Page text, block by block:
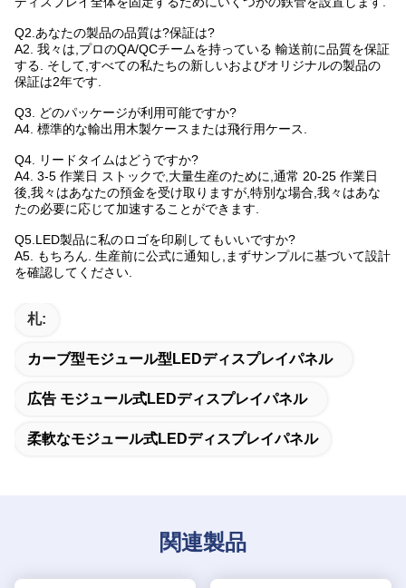
Q2.あなたの製品の品質は?保証は?
A2. 我々は,プロのQA/QCチームを持っている 輸送前に品質を保証
する. そして,すべての私たちの新しいおよびオリジナルの製品の
保証は2年です.
Q3. どのパッケージが利用可能ですか?
A4. 標準的な輸出用木製ケースまたは飛行用ケース.
Q4. リードタイムはどうですか?
A4. 3-5 作業日 ストックで,大量生産のために,通常 20-25 作業日
後,我々はあなたの預金を受け取りますが,特別な場合,我々はあな
たの必要に応じて加速することができます.
Q5.LED製品に私のロゴを印刷してもいいですか?
A5. もちろん. 生産前に公式に通知し,まずサンプルに基づいて設計
を確認してください.
札:
カーブ型モジュール型LEDディスプレイパネル
広告 モジュール式LEDディスプレイパネル
柔軟なモジュール式LEDディスプレイパネル
関連製品